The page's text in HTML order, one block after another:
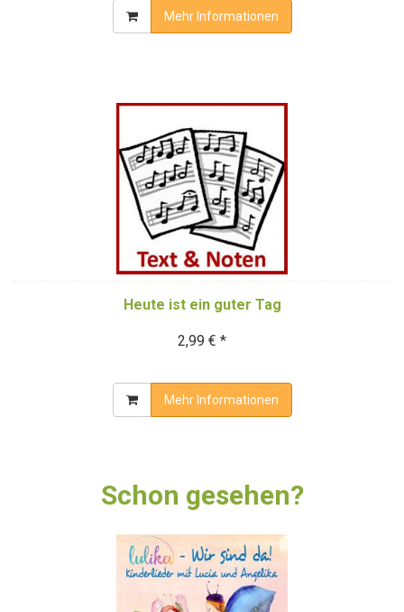
Mehr Informationen
Heute ist ein guter Tag
2,99 € *
Mehr Informationen
Schon gesehen?